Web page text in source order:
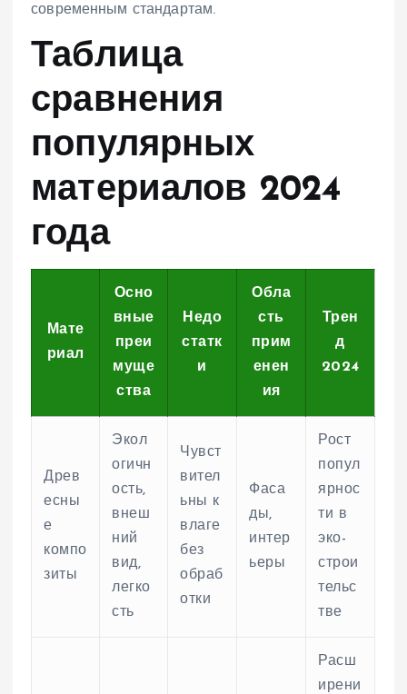
современным стандартам.
Таблица
сравнения
популярных
материалов 2024
года
Мате
риал
Осно
вные
преи
муще
ства
Недо
статк
и
Обла
сть
прим
енен
ия
Трен
д
2024
Древ
есны
е
компо
зиты
Экол
огичн
ость,
внеш
ний
вид,
легко
сть
Чувст
вител
ьны к
влаге
без
обраб
отки
Фаса
ды,
интер
ьеры
Рост
попул
ярнос
ти в
эко-
строи
тельс
тве
Расш
ирени